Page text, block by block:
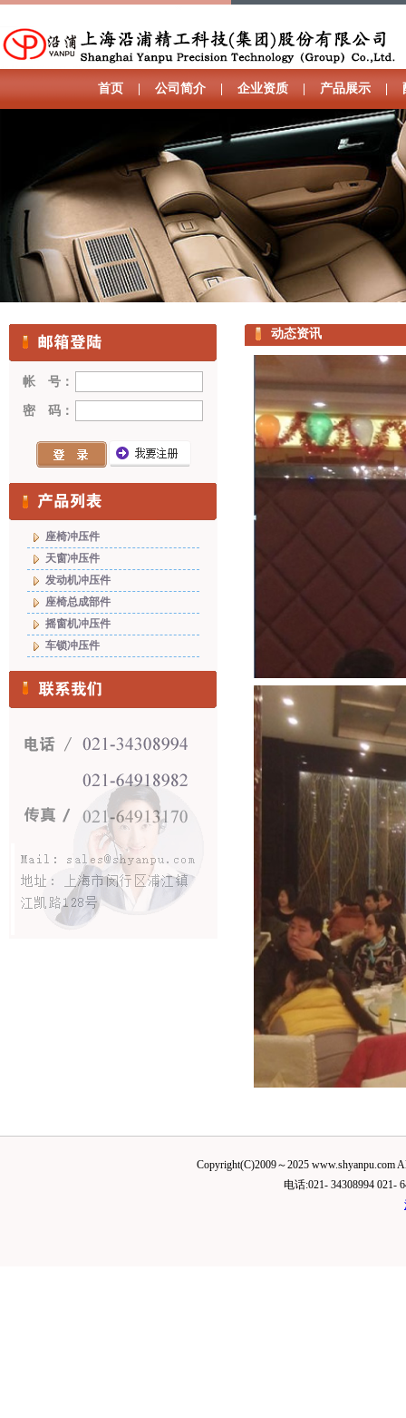
首页 公司简介 企业资质 产品展示
帐 号：
密 码：
座椅冲压件
天窗冲压件
发动机冲压件
座椅总成部件
摇窗机冲压件
车锁冲压件
动态资讯
Copyright(C)2009～2025
电话:021- 34308994 021-